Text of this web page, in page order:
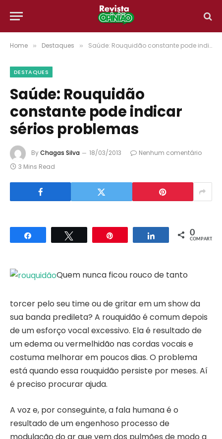
Home » Destaques » Saúde: Rouquidão constante pode indicar sérios problemas
DESTAQUES
Saúde: Rouquidão
constante pode indicar
sérios problemas
ByChagas Silva 18/03/2013
Nenhum comentário
3 Mins Read
Compartilhar Compartilhar
0
COMPART.
Quem nunca ficou rouco de tanto
torcer pelo seu time ou de gritar em um show da
sua banda predileta? A rouquidão é comum depois
de um esforço vocal excessivo. Ela é resultado de
um edema ou vermelhidão nas cordas vocais e
costuma melhorar em poucos dias. O problema
está quando essa rouquidão persiste por meses. Aí
é preciso procurar ajuda.
A voz e, por conseguinte, a fala humana é o
resultado de um engenhoso processo de
modulação do ar que vem dos pulmões de modo a